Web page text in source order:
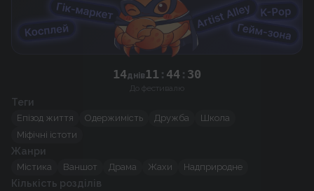
14днів 11 : 44 : 30
До фестивалю
Теги
Епізод життя Одержимість Дружба
Школа
Міфічні істоти
Жанри
Містика Ваншот Драма Жахи Надприродне
Кількість розділів